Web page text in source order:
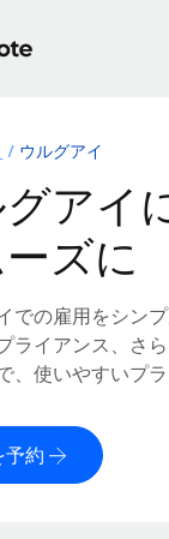
ウルグアイ
アイ
ズに
での雇用をシン
ライアンス、さ
、使いやすいプ
予約